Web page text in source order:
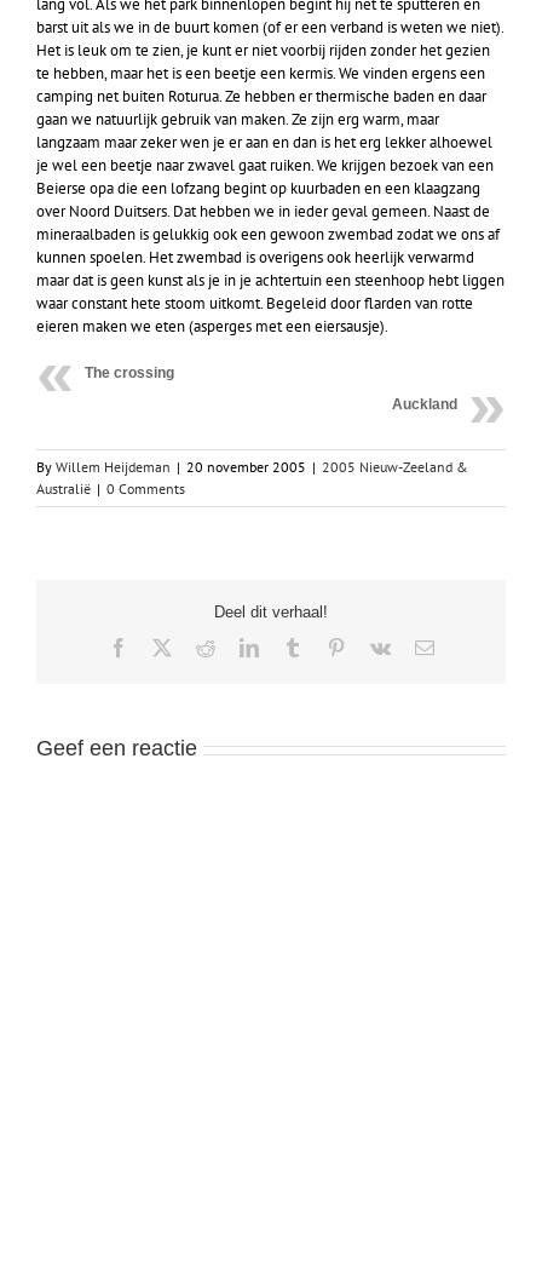
lang vol. Als we het park binnenlopen begint hij net te sputteren en
barst uit als we in de buurt komen (of er een verband is weten we niet).
Het is leuk om te zien, je kunt er niet voorbij rijden zonder het gezien
te hebben, maar het is een beetje een kermis. We vinden ergens een
camping net buiten Roturua. Ze hebben er thermische baden en daar
gaan we natuurlijk gebruik van maken. Ze zijn erg warm, maar
langzaam maar zeker wen je er aan en dan is het erg lekker alhoewel
je wel een beetje naar zwavel gaat ruiken. We krijgen bezoek van een
Beierse opa die een lofzang begint op kuurbaden en een klaagzang
over Noord Duitsers. Dat hebben we in ieder geval gemeen. Naast de
mineraalbaden is gelukkig ook een gewoon zwembad zodat we ons af
kunnen spoelen. Het zwembad is overigens ook heerlijk verwarmd
maar dat is geen kunst als je in je achtertuin een steenhoop hebt liggen
waar constant hete stoom uitkomt. Begeleid door flarden van rotte
eieren maken we eten (asperges met een eiersausje).
The crossing
Auckland
By Willem Heijdeman | 20 november 2005 | 2005 Nieuw-Zeeland &
Australië | 0 Comments
Deel dit verhaal!
Facebook RedditLinkedInTumblr Pinterest
Vk Email
Geef een reactie